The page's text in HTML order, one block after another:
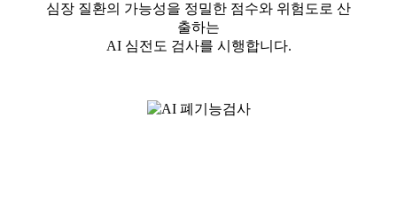
심장 질환의 가능성을 정밀한 점수와 위험도로 산
출하는
AI 심전도 검사를 시행합니다.